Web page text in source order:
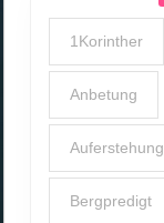
1Korinther
Anbetung
Auferstehung
Bergpredigt